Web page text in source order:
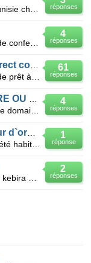
réponses
4
réponses
61
réponses
4
réponses
1
réponse
2
réponses